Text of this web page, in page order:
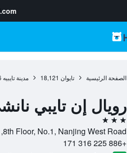
الصفحة الرئيسية تايوان 18,121 مدينة تايبيه
رويال إن تايبي
3 نجوم
8th Floor, No.1, Nanjing West Road, -, مدينة تايبيه, Taipei, تايوان
+886 225 316 171